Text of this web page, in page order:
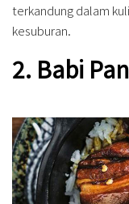
terkandung dalam
kesuburan.
2. Babi